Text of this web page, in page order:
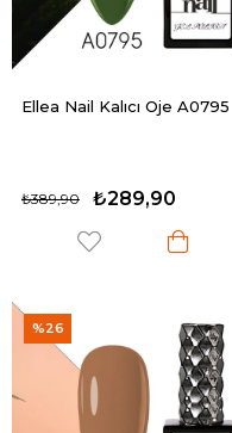
Ellea Nail Kalıcı Oje A0795
₺289,90
₺389,90
%26